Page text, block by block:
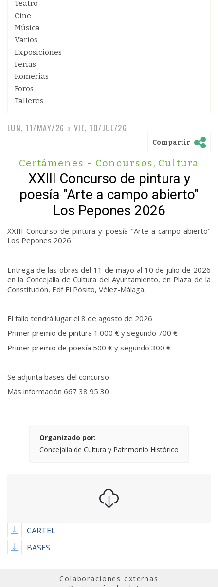
Teatro
Cine
Música
Varios
Exposiciones
Ferias
Romerías
Foros
Talleres
LUN, 11/MAY/26 a VIE, 10/JUL/26
Compartir
Certámenes - Concursos, Cultura
XXIII Concurso de pintura y
poesía "Arte a campo abierto"
Los Pepones 2026
XXIII Concurso de pintura y poesía "Arte a campo abierto"
Los Pepones 2026
Entrega de las obras del 11 de mayo al 10 de julio de 2026
en la Concejalía de Cultura del Ayuntamiento, en Plaza de la
Constitución, Edf El Pósito, Vélez-Málaga.
El fallo tendrá lugar el 8 de agosto de 2026
Primer premio de pintura 1.000 € y segundo 700 €
Primer premio de poesía 500 € y segundo 300 €
Se adjunta bases del concurso
Más información 667 38 95 30
Organizado por:
Concejalía de Cultura y Patrimonio Histórico
CARTEL
BASES
Colaboraciones externas